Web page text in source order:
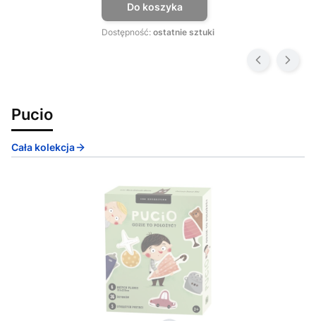
Do koszyka
Dostępność: ostatnie sztuki
Pucio
Cała kolekcja